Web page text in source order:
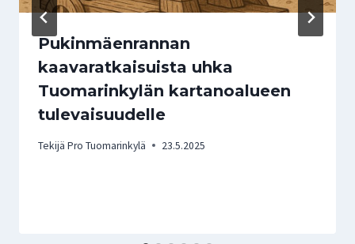
Pukinmäenrannan
kaavaratkaisuista uhka
Tuomarinkylän kartanoalueen
tulevaisuudelle
Tekijä Pro Tuomarinkylä 23.5.2025